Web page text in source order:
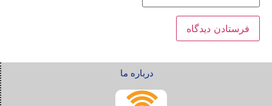
درباره ما